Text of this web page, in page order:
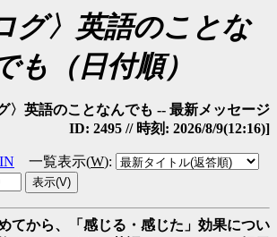
グ〉英語のことな
も（日付順）
〉英語のことなんでも -- 最新メッセージ
ID: 2495 // 時刻: 2026/8/9(12:16)]
一覧表示(W):
てから、「感じる・感じた」効果につい